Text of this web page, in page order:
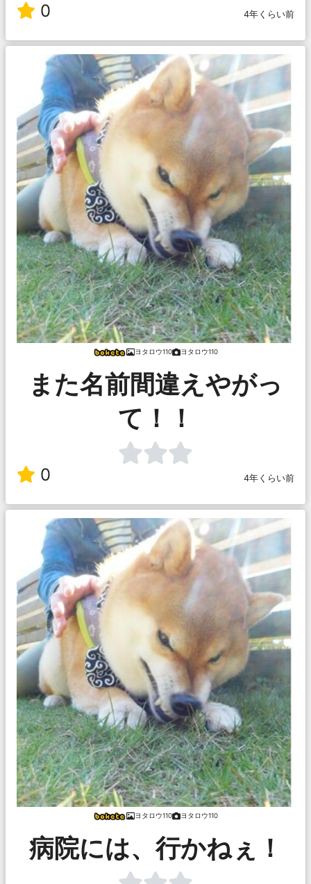
0 4年くらい前
ヨタロウ110 ヨタロウ110
また名前間違えやがっ
て！！
0 4年くらい前
ヨタロウ110 ヨタロウ110
病院には、行かねぇ！